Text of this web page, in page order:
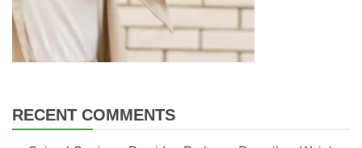
RECENT COMMENTS